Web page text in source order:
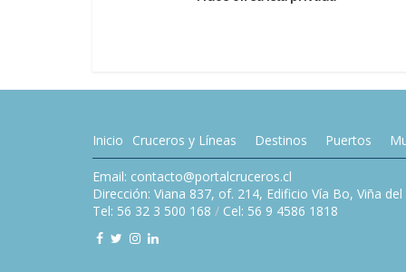
Inicio Cruceros y Líneas Destinos Puertos
Email: contacto@portalcruceros.cl
Dirección: Viana 837, of. 214, Edificio Vía Bo, Viña
Tel: 56 32 3 500 168 / Cel: 56 9 4586 1818